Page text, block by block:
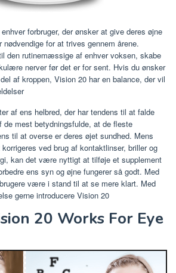
forbruger, der ønsker at give deres øjne
for at trives gennem årene.
den rutinemæssige af enhver voksen, skabe
nerver før det er for sent. Hvis du ønsker
af kroppen, Vision 20 har en balance, der vil
af ens helbred, der har tendens til at falde
​​de mest betydningsfulde, at de fleste
til at overse er deres øjet sundhed. Mens
ved brug af kontaktlinser, briller og
kan det være nyttigt at tilføje et supplement
ens syn og øjne fungerer så godt. Med
være i stand til at se mere klart. Med
gerne introducere Vision 20
20 Works For Eye